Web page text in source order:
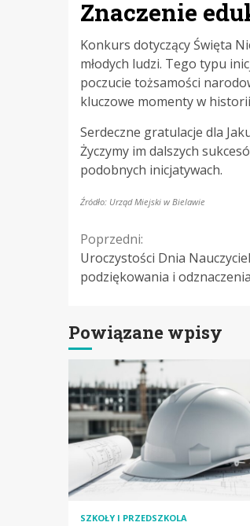
Znaczenie
Konkurs dotyczący Święta
młodych ludzi. Tego typu
poczucie tożsamości
kluczowe momenty w
Serdeczne gratulacje dla
Życzymy im dalszych
podobnych inicjatywach.
Źródło: Urząd Miejski w Bielawie
Continue
Reading
Poprzedni:
Uroczystości Dnia
podziękowania i
Powiązane wpisy
SZKOŁY I PRZEDSZKOLA